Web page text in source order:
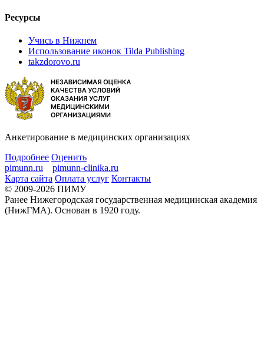
Ресурсы
Учись в Нижнем
Использование иконок Tilda Publishing
takzdorovo.ru
Анкетирование в медицинских организациях
Подробнее Оценить
pimunn.ru
pimunn-clinika.ru
Карта сайта Оплата услуг Контакты
© 2009-2026 ПИМУ
Ранее Нижегородская государственная медицинская академия
(НижГМА). Основан в 1920 году.